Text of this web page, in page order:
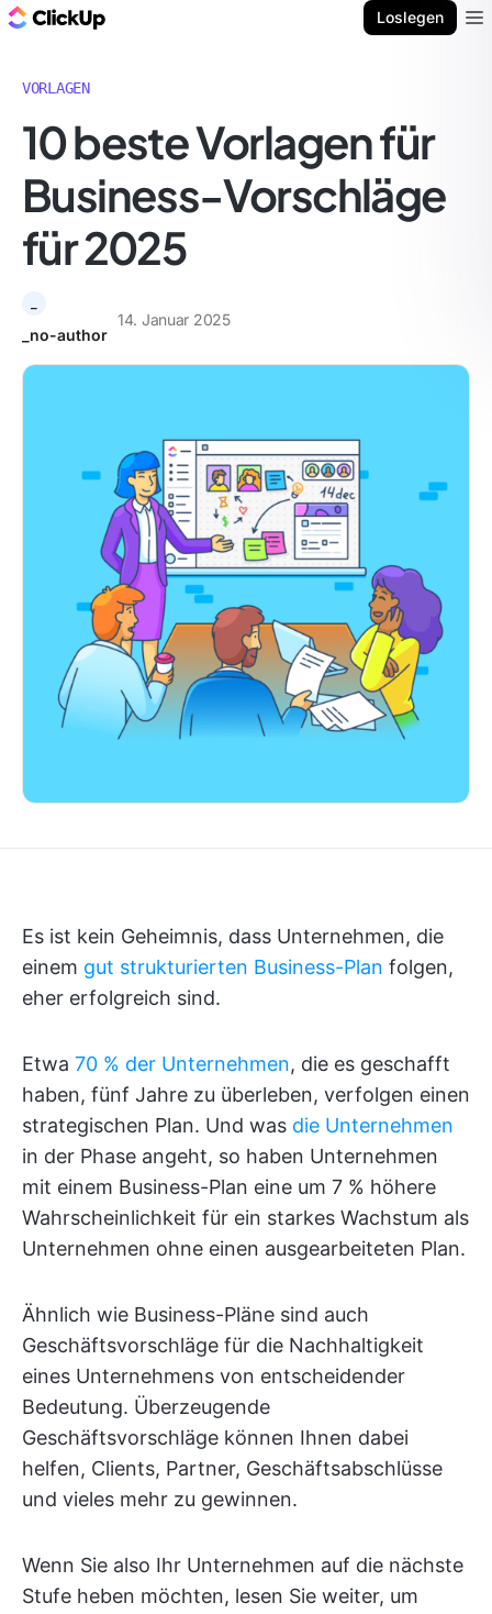
Loslegen
VORLAGEN
10 beste Vorlagen für
Business-Vorschläge
für 2025
_no-author
14. Januar 2025
Es ist kein Geheimnis, dass Unternehmen, die
einem gut strukturierten Business-Plan folgen,
eher erfolgreich sind.
Etwa 70 % der Unternehmen, die es geschafft
haben, fünf Jahre zu überleben, verfolgen einen
strategischen Plan. Und was die Unternehmen
in der Phase angeht, so haben Unternehmen
mit einem Business-Plan eine um 7 % höhere
Wahrscheinlichkeit für ein starkes Wachstum als
Unternehmen ohne einen ausgearbeiteten Plan.
Ähnlich wie Business-Pläne sind auch
Geschäftsvorschläge für die Nachhaltigkeit
eines Unternehmens von entscheidender
Bedeutung. Überzeugende
Geschäftsvorschläge können Ihnen dabei
helfen, Clients, Partner, Geschäftsabschlüsse
und vieles mehr zu gewinnen.
Wenn Sie also Ihr Unternehmen auf die nächste
Stufe heben möchten, lesen Sie weiter, um